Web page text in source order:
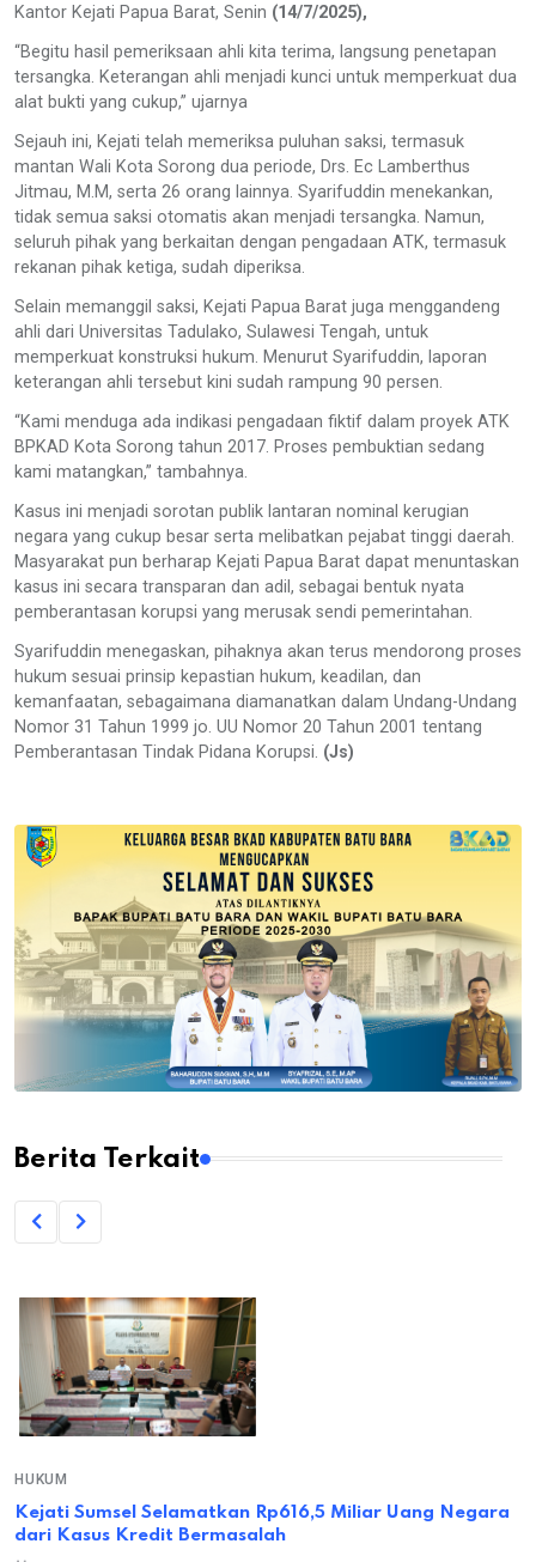
Kantor Kejati Papua Barat, Senin (14/7/2025),
“Begitu hasil pemeriksaan ahli kita terima, langsung penetapan
tersangka. Keterangan ahli menjadi kunci untuk memperkuat dua
alat bukti yang cukup,” ujarnya
Sejauh ini, Kejati telah memeriksa puluhan saksi, termasuk
mantan Wali Kota Sorong dua periode, Drs. Ec Lamberthus
Jitmau, M.M, serta 26 orang lainnya. Syarifuddin menekankan,
tidak semua saksi otomatis akan menjadi tersangka. Namun,
seluruh pihak yang berkaitan dengan pengadaan ATK, termasuk
rekanan pihak ketiga, sudah diperiksa.
Selain memanggil saksi, Kejati Papua Barat juga menggandeng
ahli dari Universitas Tadulako, Sulawesi Tengah, untuk
memperkuat konstruksi hukum. Menurut Syarifuddin, laporan
keterangan ahli tersebut kini sudah rampung 90 persen.
“Kami menduga ada indikasi pengadaan fiktif dalam proyek ATK
BPKAD Kota Sorong tahun 2017. Proses pembuktian sedang
kami matangkan,” tambahnya.
Kasus ini menjadi sorotan publik lantaran nominal kerugian
negara yang cukup besar serta melibatkan pejabat tinggi daerah.
Masyarakat pun berharap Kejati Papua Barat dapat menuntaskan
kasus ini secara transparan dan adil, sebagai bentuk nyata
pemberantasan korupsi yang merusak sendi pemerintahan.
Syarifuddin menegaskan, pihaknya akan terus mendorong proses
hukum sesuai prinsip kepastian hukum, keadilan, dan
kemanfaatan, sebagaimana diamanatkan dalam Undang-Undang
Nomor 31 Tahun 1999 jo. UU Nomor 20 Tahun 2001 tentang
Pemberantasan Tindak Pidana Korupsi. (Js)
Berita Terkait
HUKUM
Kejati Sumsel Selamatkan Rp616,5 Miliar Uang Negara
dari Kasus Kredit Bermasalah